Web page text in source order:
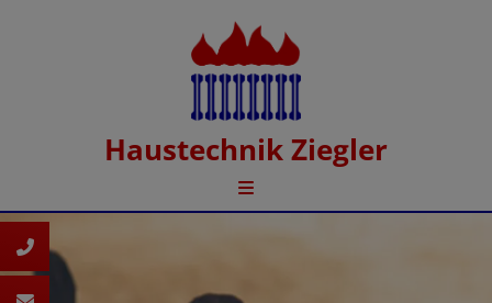
Haustechnik Ziegler